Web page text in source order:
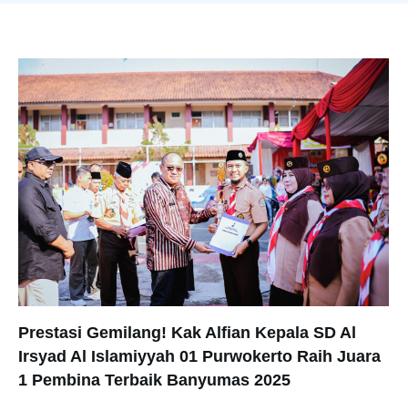
Prestasi Gemilang! Kak Alfian Kepala SD Al
Irsyad Al Islamiyyah 01 Purwokerto Raih Juara
1 Pembina Terbaik Banyumas 2025